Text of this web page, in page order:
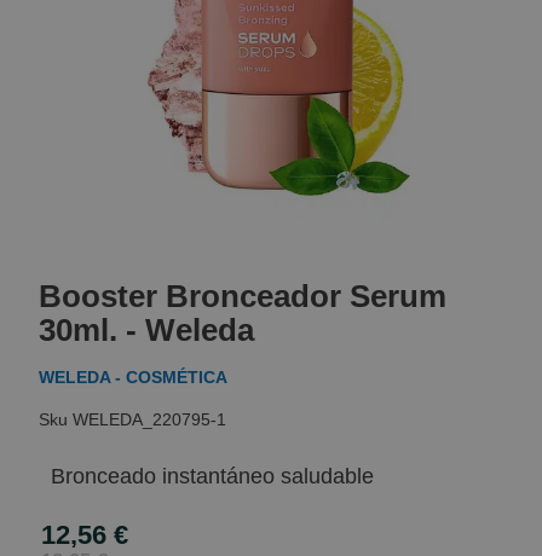
the
beginning
of
the
gallery
Booster Bronceador Serum
30ml. - Weleda
WELEDA - COSMÉTICA
WELEDA_220795-1
Bronceado instantáneo saludable
Special
12,56 €